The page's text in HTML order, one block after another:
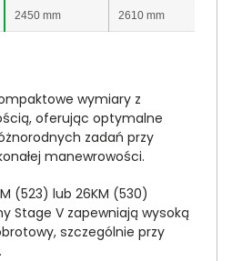
2450 mm 2610 mm
wymiary z
oferując optymalne
zadań przy
manewrowości.
(523) lub 26KM (530)
Stage V zapewniają wysoką
szczególnie przy